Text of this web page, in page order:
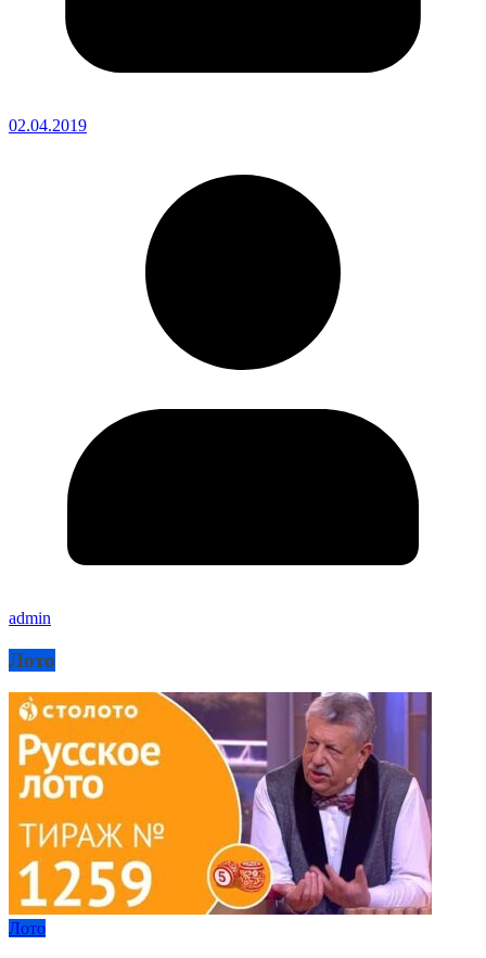
02.04.2019
admin
Лото
Лото